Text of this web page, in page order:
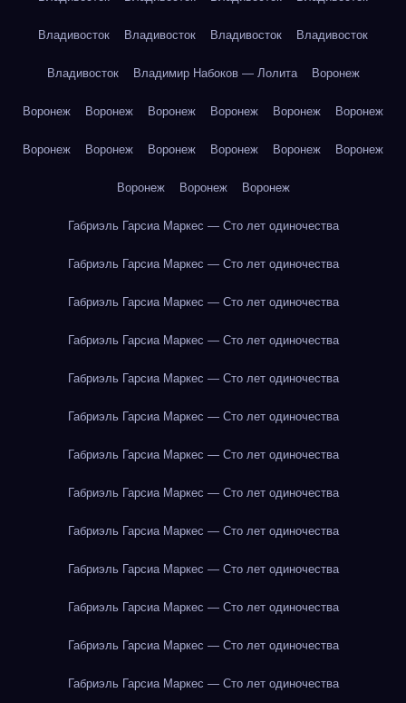
Владивосток Владивосток Владивосток Владивосток
Владивосток Владимир Набоков — Лолита Воронеж
Воронеж Воронеж Воронеж Воронеж Воронеж Воронеж
Воронеж Воронеж Воронеж Воронеж Воронеж Воронеж
Воронеж Воронеж Воронеж
Габриэль Гарсиа Маркес — Сто лет одиночества
Габриэль Гарсиа Маркес — Сто лет одиночества
Габриэль Гарсиа Маркес — Сто лет одиночества
Габриэль Гарсиа Маркес — Сто лет одиночества
Габриэль Гарсиа Маркес — Сто лет одиночества
Габриэль Гарсиа Маркес — Сто лет одиночества
Габриэль Гарсиа Маркес — Сто лет одиночества
Габриэль Гарсиа Маркес — Сто лет одиночества
Габриэль Гарсиа Маркес — Сто лет одиночества
Габриэль Гарсиа Маркес — Сто лет одиночества
Габриэль Гарсиа Маркес — Сто лет одиночества
Габриэль Гарсиа Маркес — Сто лет одиночества
Габриэль Гарсиа Маркес — Сто лет одиночества